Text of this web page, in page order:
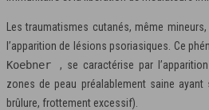
Les traumatismes cutanés, même
l’apparition de lésions psoriasiques. Ce
Koebner , se caractérise par
zones de peau préalablement saine
brûlure, frottement excessif).